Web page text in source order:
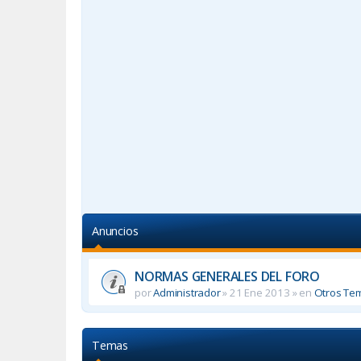
Anuncios
NORMAS GENERALES DEL FORO
porAdministrador»21 Ene 2013 » en Otros
Temas